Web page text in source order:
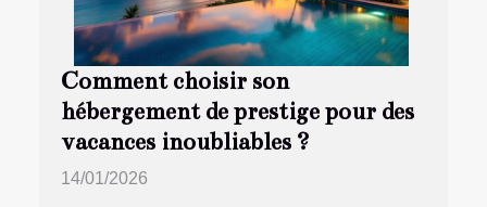
Comment choisir son
hébergement de prestige pour des
vacances inoubliables ?
14/01/2026